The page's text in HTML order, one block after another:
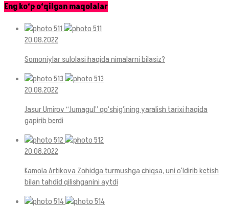
Eng ko‘p o‘qilgan maqolalar
20.08.2022
Somoniylar sulolasi haqida nimalarni bilasiz?
20.08.2022
Jasur Umirov “Jumagul” qo‘shig‘ining yaralish tarixi haqida
gapirib berdi
20.08.2022
Kamola Artikova Zohidga turmushga chiqsa, uni o‘ldirib ketish
bilan tahdid qilishganini aytdi